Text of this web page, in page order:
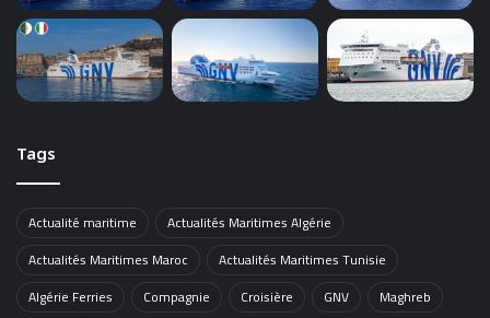
Tags
Actualité maritime
Actualités Maritimes Algérie
Actualités Maritimes Maroc
Actualités Maritimes Tunisie
Algérie Ferries
Compagnie Croisière GNV
Maghreb